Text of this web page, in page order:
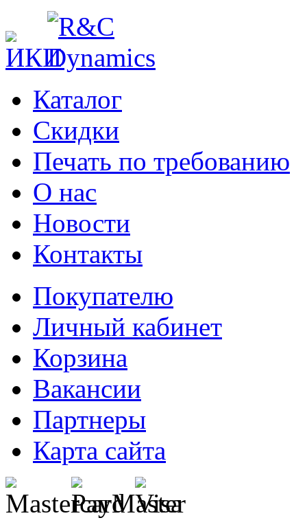
Каталог
Cкидки
Печать по требованию
О нас
Новости
Контакты
Покупателю
Личный кабинет
Корзина
Вакансии
Партнеры
Карта сайта